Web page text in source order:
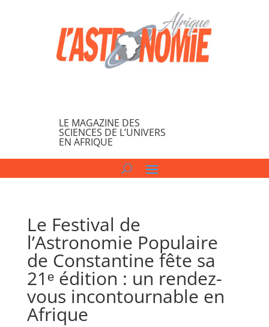
LE MAGAZINE DES
SCIENCES DE L’UNIVERS
EN AFRIQUE
Le Festival de
l’Astronomie Populaire
de Constantine fête sa
21ᵉ édition : un rendez-
vous incontournable en
Afrique